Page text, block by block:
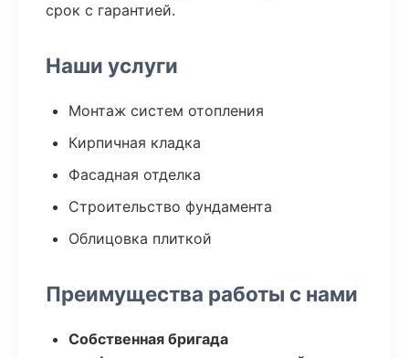
срок с гарантией.
Наши услуги
Монтаж систем отопления
Кирпичная кладка
Фасадная отделка
Строительство фундамента
Облицовка плиткой
Преимущества работы с нами
Собственная бригада